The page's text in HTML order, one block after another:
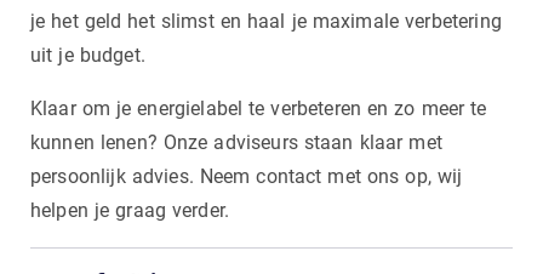
je het geld het slimst en haal je maximale verbetering
uit je budget.
Klaar om je energielabel te verbeteren en zo meer te
kunnen lenen? Onze adviseurs staan klaar met
persoonlijk advies. Neem contact met ons op, wij
helpen je graag verder.